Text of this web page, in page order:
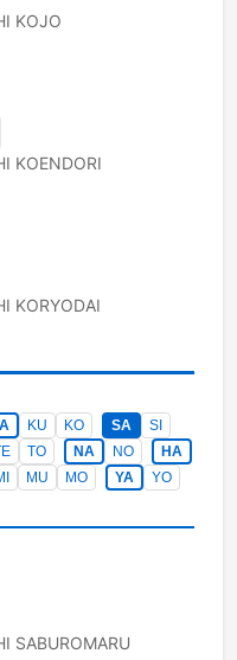
KOJO
KOENDORI
KORYODAI
KU KO SA
SI
TO NA NO
HA
MU MO YA
YO
SABUROMARU